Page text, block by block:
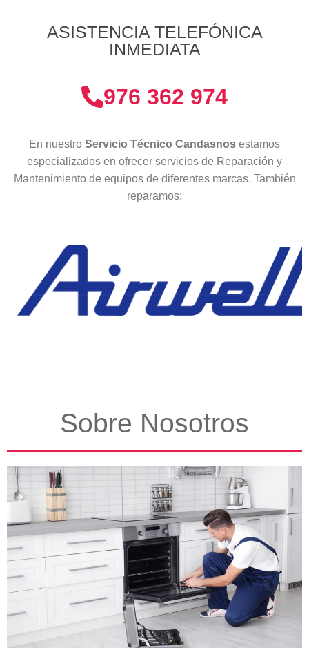
ASISTENCIA TELEFÓNICA
INMEDIATA
976 362 974
En nuestro Servicio Técnico Candasnos estamos
especializados en ofrecer servicios de Reparación y
Mantenimiento de equipos de diferentes marcas. También
reparamos:
Sobre Nosotros